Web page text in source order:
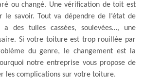
ou changé. Une vérification de toit est
le savoir. Tout va dépendre de l’état de
des tuiles cassées, soulevées…, une
Si votre toiture est trop rouillée par
du genre, le changement est la
notre entreprise vous propose de
les complications sur votre toiture.